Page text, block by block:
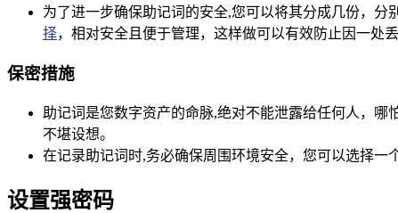
为了进一步确保助记词的安全,您可以将其分成几份，
择，相对安全且便于管理，这样做可以有效防止因一处
保密措施
助记词是您数字资产的命脉,绝对不能泄露给任何人，
不堪设想。
在记录助记词时,务必确保周围环境安全，您可以选择一
设置强密码